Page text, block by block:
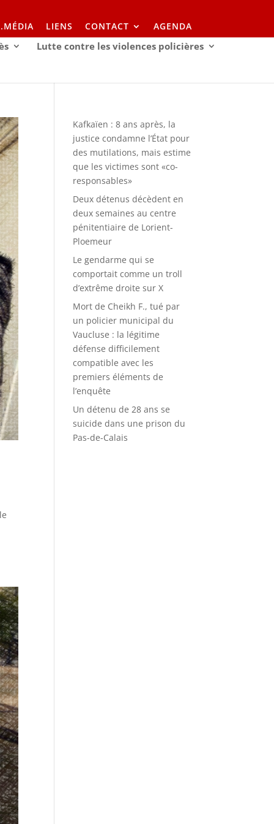
LIENS CONTACT AGENDA
Lutte contre les violences policières
Kafkaïen : 8 ans après, la
justice condamne l’État pour
des mutilations, mais estime
que les victimes sont «co-
responsables»
Deux détenus décèdent en
deux semaines au centre
pénitentiaire de Lorient-
Ploemeur
Le gendarme qui se
comportait comme un troll
d’extrême droite sur X
Mort de Cheikh F., tué par
un policier municipal du
Vaucluse : la légitime
défense difficilement
compatible avec les
premiers éléments de
l’enquête
Un détenu de 28 ans se
suicide dans une prison du
Pas-de-Calais